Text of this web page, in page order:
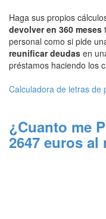
Haga sus propios
devolver en 360 meses
personal como si pide
reunificar deudas en
préstamos haciendo los
Calculadora de letras de
¿Cuanto me
2647 euros al